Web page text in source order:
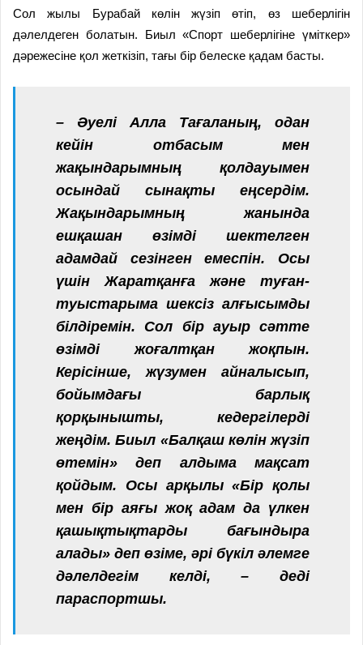
Сол жылы Бурабай көлін жүзіп өтіп, өз шеберлігін
дәлелдеген болатын. Биыл «Спорт шеберлігіне үміткер»
дәрежесіне қол жеткізіп, тағы бір белеске қадам басты.
– Әуелі Алла Тағаланың, одан
кейін отбасым мен
жақындарымның қолдауымен
осындай сынақты еңсердім.
Жақындарымның жанында
ешқашан өзімді шектелген
адамдай сезінген емеспін. Осы
үшін Жаратқанға және туған-
туыстарыма шексіз алғысымды
білдіремін. Сол бір ауыр сәтте
өзімді жоғалтқан жоқпын.
Керісінше, жүзумен айналысып,
бойымдағы барлық
қорқынышты, кедергілерді
жеңдім. Биыл «Балқаш көлін жүзіп
өтемін» деп алдыма мақсат
қойдым. Осы арқылы «Бір қолы
мен бір аяғы жоқ адам да үлкен
қашықтықтарды бағындыра
алады» деп өзіме, әрі бүкіл әлемге
дәлелдегім келді, – деді
параспортшы.